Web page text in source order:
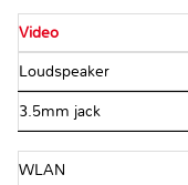
Video
Loudspeaker
3.5mm jack
WLAN